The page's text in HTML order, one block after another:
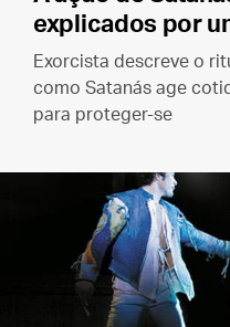
explicados por
Exorcista descreve o
como Satanás age
para proteger-se